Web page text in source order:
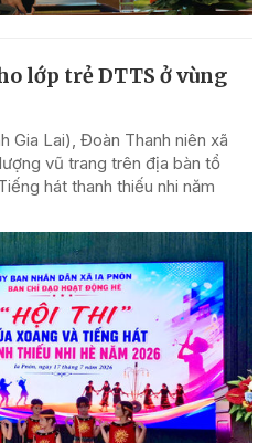
lớp trẻ DTTS ở vùng
Gia Lai), Đoàn Thanh niên xã
vũ trang trên địa bàn tổ
hát thanh thiếu nhi năm